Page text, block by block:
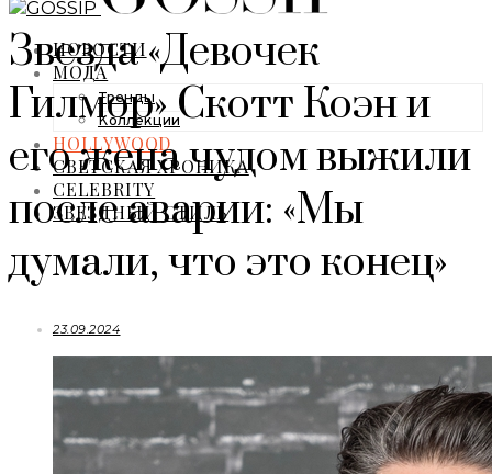
НОВОСТИ
МОДА
Тренды
Коллекции
HOLLYWOOD
СВЕТСКАЯ ХРОНИКА
CELEBRITY
ЗВЕЗДНЫЙ СТИЛЬ
Звезда «Девочек
Гилмор» Скотт Коэн и
его жена чудом выжили
после аварии: «Мы
думали, что это конец»
23.09.2024